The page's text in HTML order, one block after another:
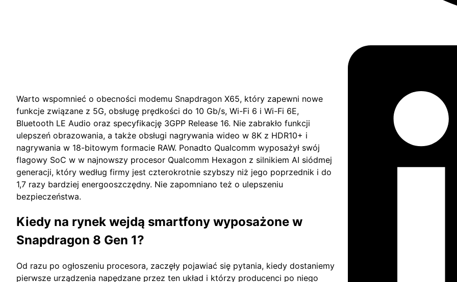
Warto wspomnieć o obecności modemu Snapdragon X65, który zapewni nowe
funkcje związane z 5G, obsługę prędkości do 10 Gb/s, Wi-Fi 6 i Wi-Fi 6E,
Bluetooth LE Audio oraz specyfikację 3GPP Release 16. Nie zabrakło funkcji
ulepszeń obrazowania, a także obsługi nagrywania wideo w 8K z HDR10+ i
nagrywania w 18-bitowym formacie RAW. Ponadto Qualcomm wyposażył swój
flagowy SoC w w najnowszy procesor Qualcomm Hexagon z silnikiem AI siódmej
generacji, który według firmy jest czterokrotnie szybszy niż jego poprzednik i do
1,7 razy bardziej energooszczędny. Nie zapomniano też o ulepszeniu
bezpieczeństwa.
Kiedy na rynek wejdą smartfony wyposażone w
Snapdragon 8 Gen 1?
Od razu po ogłoszeniu procesora, zaczęły pojawiać się pytania, kiedy dostaniemy
pierwsze urządzenia napędzane przez ten układ i którzy producenci po niego